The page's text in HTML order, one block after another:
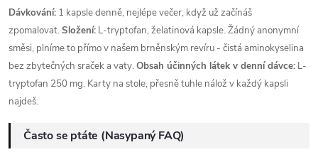
Dávkování: 1 kapsle denně, nejlépe večer, když už začínáš
zpomalovat.Složení: L-tryptofan, želatinová kapsle. Žádný anonymní
směsi, plníme to přímo v našem brněnským revíru - čistá aminokyselina
bez zbytečných sraček a vaty.Obsah účinných látek v denní dávce: L-
tryptofan 250 mg. Karty na stole, přesně tuhle nálož v každý kapsli
najdeš.
Často se ptáte (Nasypaný FAQ)